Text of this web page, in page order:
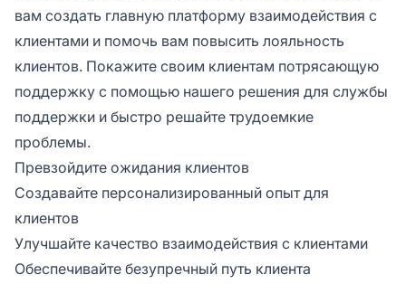
вам создать главную платформу взаимодействия с
клиентами и помочь вам повысить лояльность
клиентов. Покажите своим клиентам потрясающую
поддержку с помощью нашего решения для службы
поддержки и быстро решайте трудоемкие
проблемы.
Превзойдите ожидания клиентов
Создавайте персонализированный опыт для
клиентов
Улучшайте качество взаимодействия с клиентами
Обеспечивайте безупречный путь клиента